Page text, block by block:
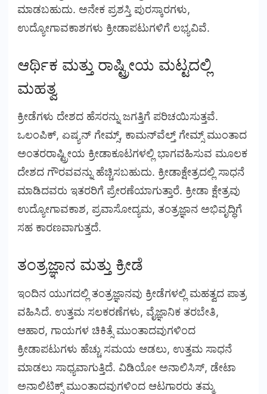
ಮಾಡಬಹುದು. ಅನೇಕ ಪ್ರಶಸ್ತಿ ಪುರಸ್ಕಾರಗಳು,
ಉದ್ಯೋಗಾವಕಾಶಗಳು ಕ್ರೀಡಾಪಟುಗಳಿಗೆ ಲಭ್ಯವಿವೆ.
ಆರ್ಥಿಕ ಮತ್ತು ರಾಷ್ಟ್ರೀಯ ಮಟ್ಟದಲ್ಲಿ
ಮಹತ್ವ
ಕ್ರೀಡೆಗಳು ದೇಶದ ಹೆಸರನ್ನು ಜಗತ್ತಿಗೆ ಪರಿಚಯಿಸುತ್ತವೆ.
ಒಲಂಪಿಕ್, ಏಷ್ಯನ್ ಗೇಮ್ಸ್, ಕಾಮನ್‌ವೆಲ್ತ್ ಗೇಮ್ಸ್ ಮುಂತಾದ
ಅಂತರರಾಷ್ಟ್ರೀಯ ಕ್ರೀಡಾಕೂಟಗಳಲ್ಲಿ ಭಾಗವಹಿಸುವ ಮೂಲಕ
ದೇಶದ ಗೌರವವನ್ನು ಹೆಚ್ಚಿಸಬಹುದು. ಕ್ರೀಡಾಕ್ಷೇತ್ರದಲ್ಲಿ ಸಾಧನೆ
ಮಾಡಿದವರು ಇತರರಿಗೆ ಪ್ರೇರಣೆಯಾಗುತ್ತಾರೆ. ಕ್ರೀಡಾ ಕ್ಷೇತ್ರವು
ಉದ್ಯೋಗಾವಕಾಶ, ಪ್ರವಾಸೋದ್ಯಮ, ತಂತ್ರಜ್ಞಾನ ಅಭಿವೃದ್ಧಿಗೆ
ಸಹ ಕಾರಣವಾಗುತ್ತದೆ.
ತಂತ್ರಜ್ಞಾನ ಮತ್ತು ಕ್ರೀಡೆ
ಇಂದಿನ ಯುಗದಲ್ಲಿ ತಂತ್ರಜ್ಞಾನವು ಕ್ರೀಡೆಗಳಲ್ಲಿ ಮಹತ್ವದ ಪಾತ್ರ
ವಹಿಸಿದೆ. ಉತ್ತಮ ಸಲಕರಣೆಗಳು, ವೈಜ್ಞಾನಿಕ ತರಬೇತಿ,
ಆಹಾರ, ಗಾಯಗಳ ಚಿಕಿತ್ಸೆ ಮುಂತಾದವುಗಳಿಂದ
ಕ್ರೀಡಾಪಟುಗಳು ಹೆಚ್ಚು ಸಮಯ ಆಡಲು, ಉತ್ತಮ ಸಾಧನೆ
ಮಾಡಲು ಸಾಧ್ಯವಾಗುತ್ತಿದೆ. ವಿಡಿಯೋ ಅನಾಲಿಸಿಸ್, ಡೇಟಾ
ಅನಾಲಿಟಿಕ್ಸ್ ಮುಂತಾದವುಗಳಿಂದ ಆಟಗಾರರು ತಮ್ಮ